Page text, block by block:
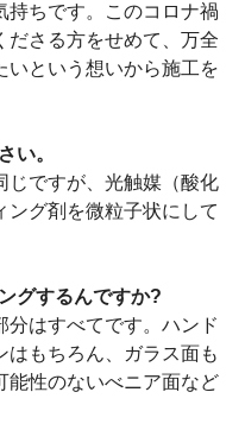
持ちです。このコロナ禍
ださる方をせめて、万全
いという想いから施工を
い。
ですが、光触媒（酸化
ング剤を微粒子状にして
グするんですか?
はすべてです。ハンド
はもちろん、ガラス面も
能性のないべニア面など